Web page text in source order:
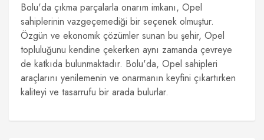
Bolu'da çıkma parçalarla onarım imkanı, Opel
sahiplerinin vazgeçemediği bir seçenek olmuştur.
Özgün ve ekonomik çözümler sunan bu şehir, Opel
topluluğunu kendine çekerken aynı zamanda çevreye
de katkıda bulunmaktadır. Bolu'da, Opel sahipleri
araçlarını yenilemenin ve onarmanın keyfini çıkartırken
kaliteyi ve tasarrufu bir arada bulurlar.